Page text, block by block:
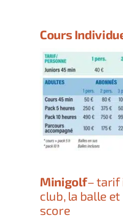
Cours
Minigolf– tarif
club, la balle
score